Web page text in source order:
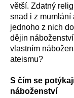
větší. Zdatný
snad i z mumlání
jednoho z nich
dějin
vlastním
ateismu?
S čím se
náboženství